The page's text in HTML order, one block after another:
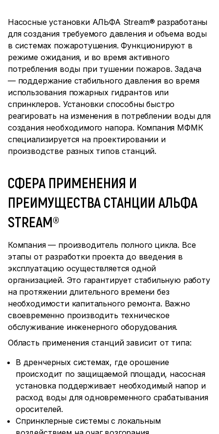
Насосные установки АЛЬФА Stream® разработаны
для создания требуемого давления и объема воды
в системах пожаротушения. Функционируют в
режиме ожидания, и во время активного
потребления воды при тушении пожаров. Задача
— поддержание стабильного давления во время
использования пожарных гидрантов или
спринклеров. Установки способны быстро
реагировать на изменения в потреблении воды для
создания необходимого напора. Компания МФМК
специализируется на проектировании и
производстве разных типов станций.
СФЕРА ПРИМЕНЕНИЯ И
ПРЕИМУЩЕСТВА СТАНЦИИ АЛЬФА
STREAM®
Компания — производитель полного цикла. Все
этапы от разработки проекта до введения в
эксплуатацию осуществляется одной
организацией. Это гарантирует стабильную работу
на протяжении длительного времени без
необходимости капитального ремонта. Важно
своевременно производить техническое
обслуживание инженерного оборудования.
Область применения станций зависит от типа:
В дренчерных системах, где орошение
происходит по защищаемой площади, насосная
установка поддерживает необходимый напор и
расход воды для одновременного срабатывания
оросителей.
Спринклерные системы с локальным